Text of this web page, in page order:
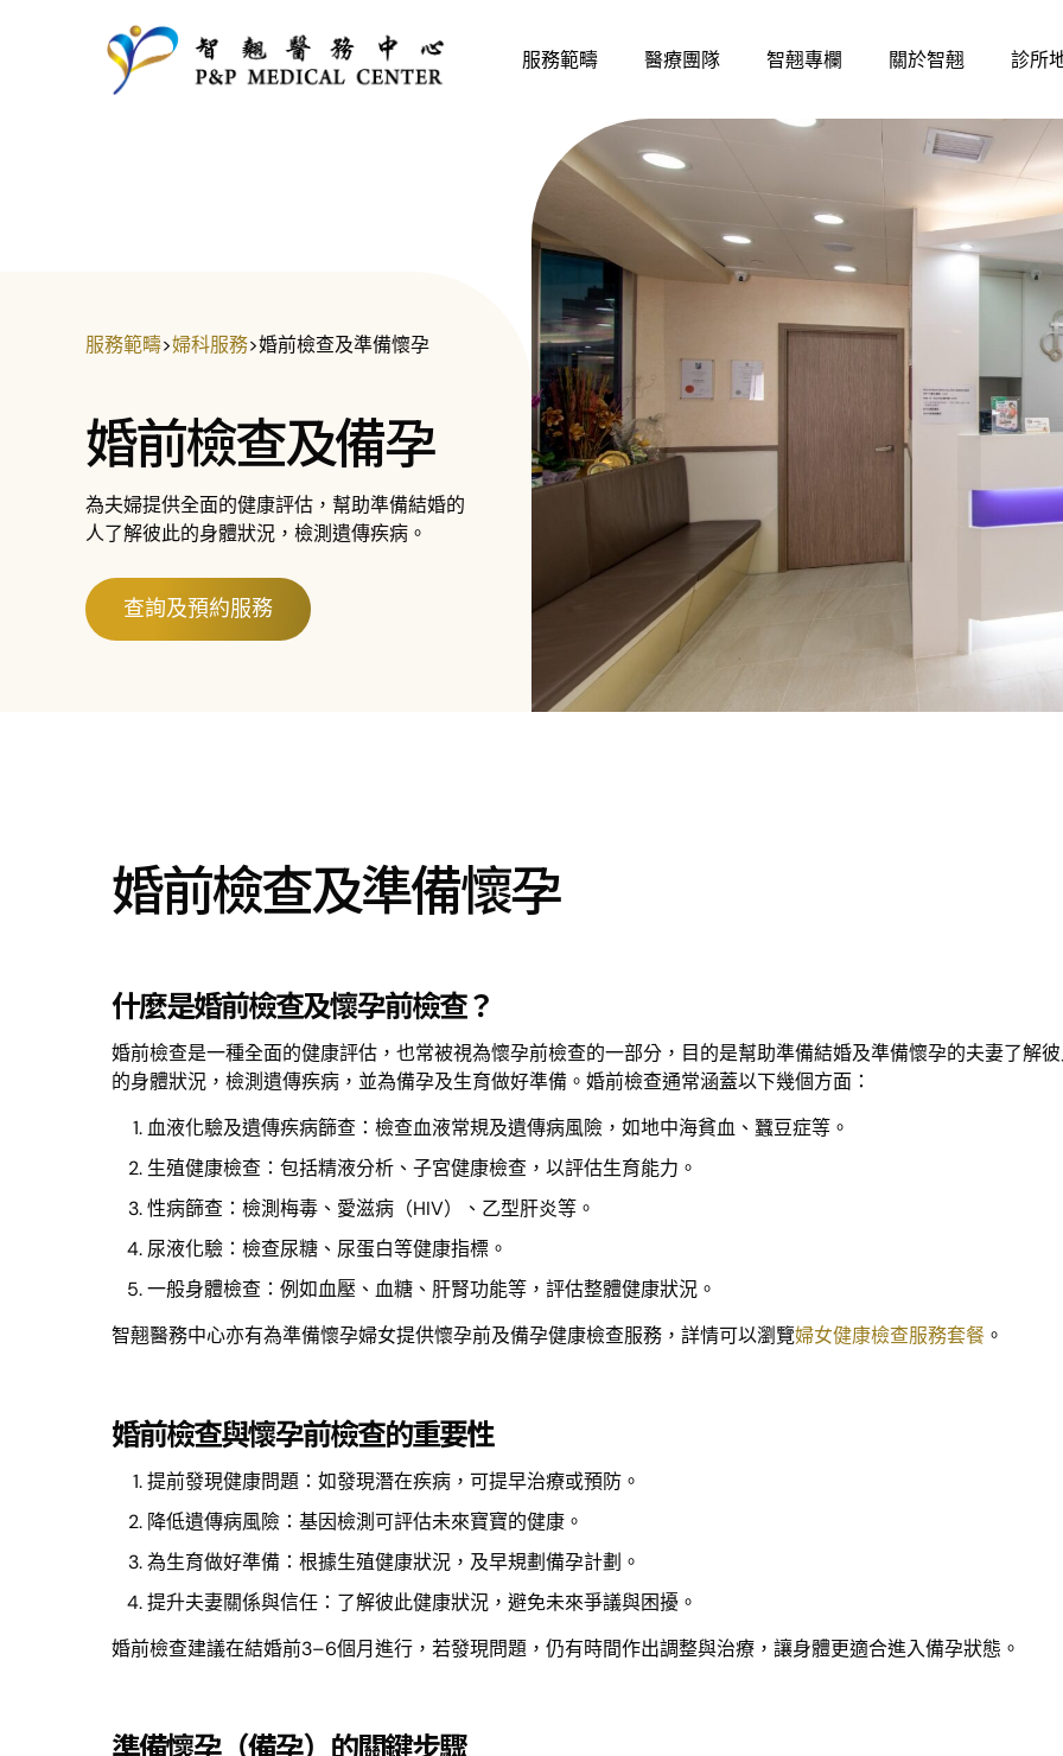
服務範疇 醫療團隊 智翹專欄 關於智翹 診所
服務範疇>婦科服務>婚前檢查及準備懷孕
婚前檢查及備孕
為夫婦提供全面的健康評估，幫助準備結婚的
人了解彼此的身體狀況，檢測遺傳疾病。
查詢及預約服務
婚前檢查及準備懷孕
什麼是婚前檢查及懷孕前檢查？
婚前檢查是一種全面的健康評估，也常被視為懷孕前檢查的一部分，目的是幫助準備結婚及準備懷孕的夫妻了解
的身體狀況，檢測遺傳疾病，並為備孕及生育做好準備。婚前檢查通常涵蓋以下幾個方面：
血液化驗及遺傳疾病篩查：檢查血液常規及遺傳病風險，如地中海貧血、蠶豆症等。
生殖健康檢查：包括精液分析、子宮健康檢查，以評估生育能力。
性病篩查：檢測梅毒、愛滋病（HIV）、乙型肝炎等。
尿液化驗：檢查尿糖、尿蛋白等健康指標。
一般身體檢查：例如血壓、血糖、肝腎功能等，評估整體健康狀況。
智翹醫務中心亦有為準備懷孕婦女提供懷孕前及備孕健康檢查服務，詳情可以瀏覽婦女健康檢查服務套餐 。
婚前檢查與懷孕前檢查的重要性
提前發現健康問題：如發現潛在疾病，可提早治療或預防。
降低遺傳病風險：基因檢測可評估未來寶寶的健康。
為生育做好準備：根據生殖健康狀況，及早規劃備孕計劃。
提升夫妻關係與信任：了解彼此健康狀況，避免未來爭議與困擾。
婚前檢查建議在結婚前3–6個月進行，若發現問題，仍有時間作出調整與治療，讓身體更適合進入備孕狀態。
準備懷孕（備孕）的關鍵步驟